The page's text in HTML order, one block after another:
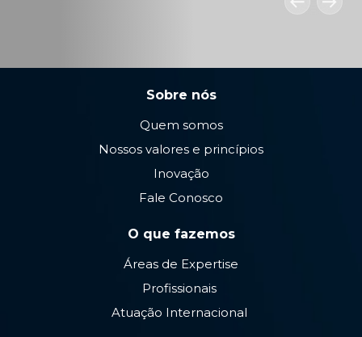
Sobre nós
Quem somos
Nossos valores e princípios
Inovação
Fale Conosco
O que fazemos
Áreas de Expertise
Profissionais
Atuação Internacional